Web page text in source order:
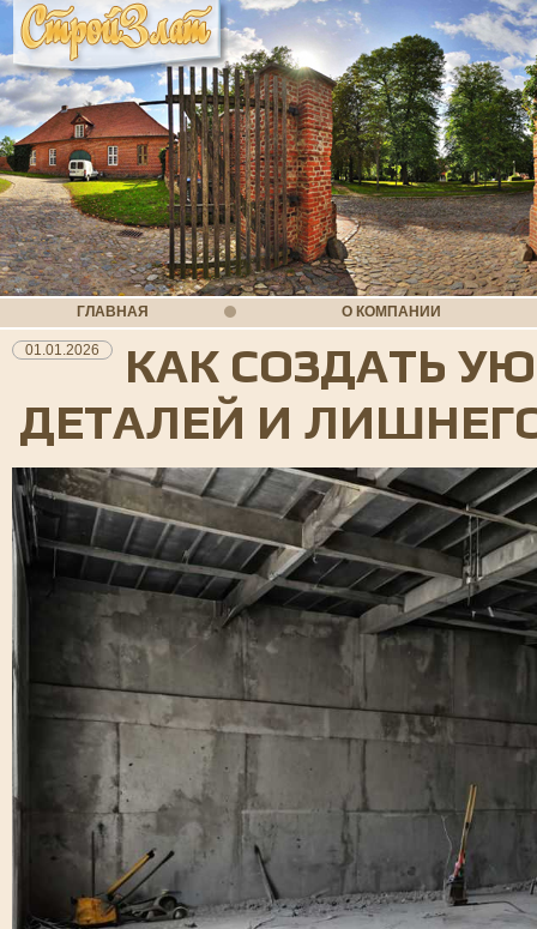
ГЛАВНАЯ О КОМПАНИИ
01.01.2026
КАК СОЗДАТЬ
ДЕТАЛЕЙ И